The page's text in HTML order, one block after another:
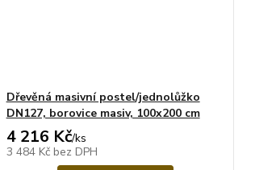
Dřevěná masivní postel/jednolůžko
DN127, borovice masiv, 100x200 cm
4 216 Kč/ks
3 484 Kč bez DPH